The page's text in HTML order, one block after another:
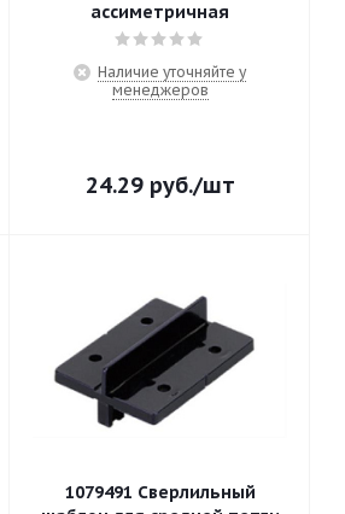
ассиметричная
Наличие уточняйте у
менеджеров
24.29руб./шт
1079491 Сверлильный